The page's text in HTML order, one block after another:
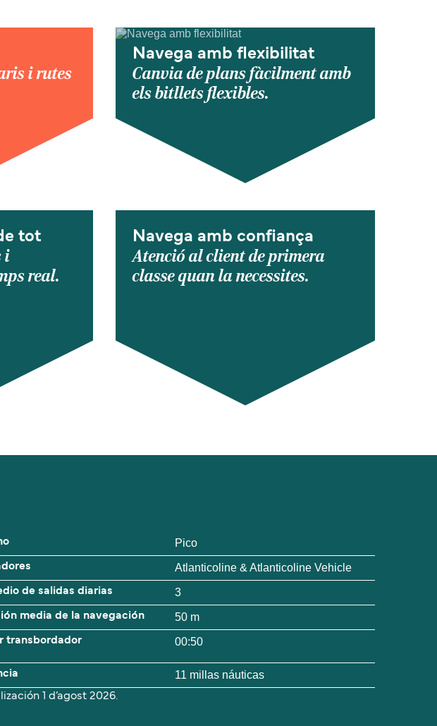
i rutes
Navega amb flexibilitat
Canvia de plans fàcilment amb
els bitllets flexibles.
tot
i
real.
Navega amb confiança
Atenció al client de primera
classe quan la necessites.
Pico
Atlanticoline & Atlanticoline Vehicle
de salidas diarias 3
media de la navegación 50 m
transbordador 00:50
11 millas náuticas
1 d’agost 2026.